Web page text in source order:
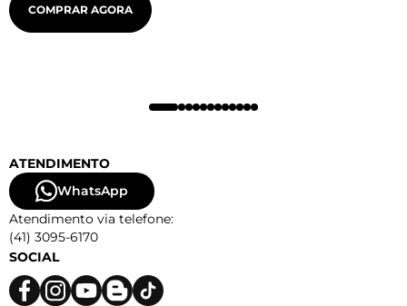
COMPRAR AGORA
ATENDIMENTO
WhatsApp
Atendimento via telefone:
(41) 3095-6170
SOCIAL